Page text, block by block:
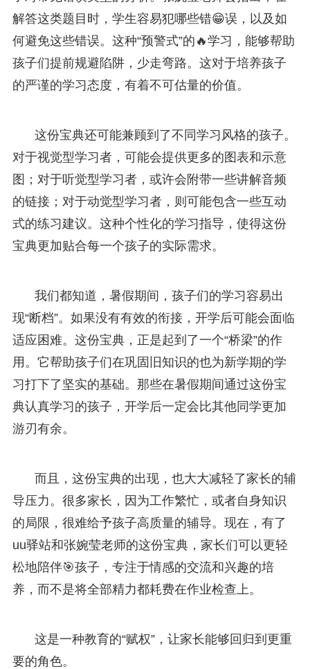
解答这类题目时，学生容易犯哪些错😁误，以及如
何避免这些错误。这种“预警式”的🔥学习，能够帮助
孩子们提前规避陷阱，少走弯路。这对于培养孩子
的严谨的学习态度，有着不可估量的价值。
这份宝典还可能兼顾到了不同学习风格的孩子。
对于视觉型学习者，可能会提供更多的图表和示意
图；对于听觉型学习者，或许会附带一些讲解音频
的链接；对于动觉型学习者，则可能包含一些互动
式的练习建议。这种个性化的学习指导，使得这份
宝典更加贴合每一个孩子的实际需求。
我们都知道，暑假期间，孩子们的学习容易出
现“断档”。如果没有有效的衔接，开学后可能会面临
适应困难。这份宝典，正是起到了一个“桥梁”的作
用。它帮助孩子们在巩固旧知识的也为新学期的学
习打下了坚实的基础。那些在暑假期间通过这份宝
典认真学习的孩子，开学后一定会比其他同学更加
游刃有余。
而且，这份宝典的出现，也大大减轻了家长的辅
导压力。很多家长，因为工作繁忙，或者自身知识
的局限，很难给予孩子高质量的辅导。现在，有了
uu驿站和张婉莹老师的这份宝典，家长们可以更轻
松地陪伴🎯孩子，专注于情感的交流和兴趣的培
养，而不是将全部精力都耗费在作业检查上。
这是一种教育的“赋权”，让家长能够回归到更重
要的角色。